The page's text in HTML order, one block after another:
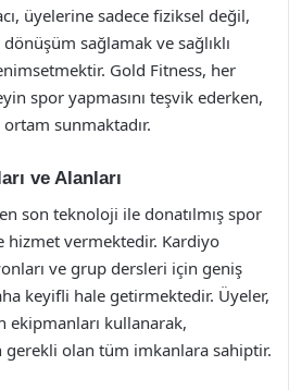
üyelerine sadece fiziksel değil,
sağlamak ve sağlıklı
Gold Fitness, her
spor yapmasını teşvik ederken,
sunmaktadır.
ve Alanları
son teknoloji ile donatılmış spor
hizmet vermektedir. Kardiyo
ve grup dersleri için geniş
keyifli hale getirmektedir. Üyeler,
ekipmanları kullanarak,
olan tüm imkanlara sahiptir.